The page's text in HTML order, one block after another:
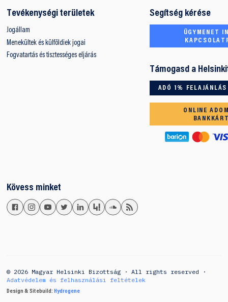
Tevékenységi területek
Jogállam
Menekültek és külföldiek jogai
Fogvatartás és tisztességes eljárás
Segítség kérése
ÜGYMENET
Támogasd a
ADÓ 1% FELAJÁNLÁS
ONLINE
Kövess minket
© 2026 Magyar Helsinki Bizottság · All rights reserved ·
Adatvédelem és felhasználási feltételek
Design & Sitebuild: Hydrogene